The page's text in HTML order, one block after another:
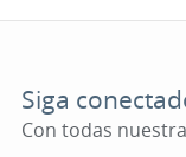
Siga
Con todas